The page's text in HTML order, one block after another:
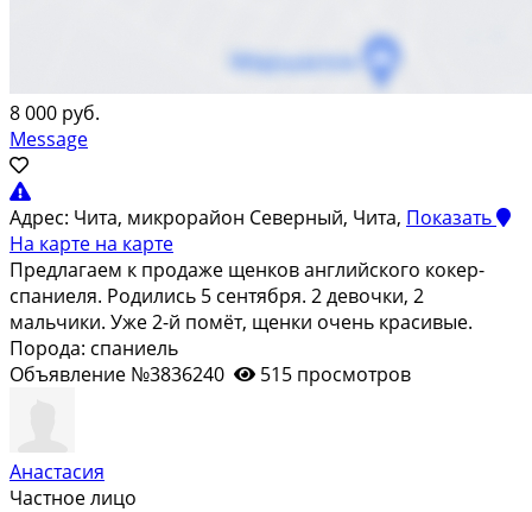
8 000 руб.
Message
Адрес: Чита, микрорайон Северный, Чита, Показать
На карте на карте
Предлагаем к продаже щенков английского кокер-
спаниеля. Родились 5 сентября. 2 девочки, 2
мальчики. Уже 2-й помёт, щенки очень красивые.
Порода: спаниель
Объявление №3836240
515 просмотров
Анастасия
Частное лицо